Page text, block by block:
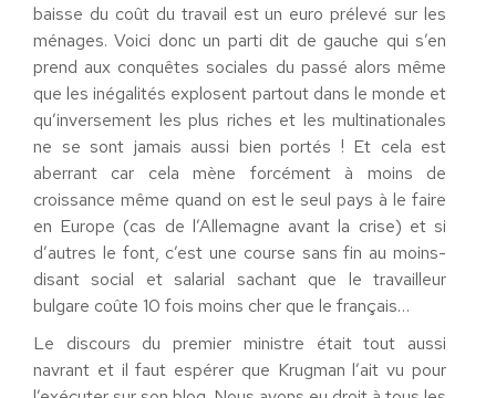
baisse du coût du travail est un euro prélevé sur les
ménages. Voici donc un parti dit de gauche qui s’en
prend aux conquêtes sociales du passé alors même
que les inégalités explosent partout dans le monde et
qu’inversement les plus riches et les multinationales
ne se sont jamais aussi bien portés ! Et cela est
aberrant car cela mène forcément à moins de
croissance même quand on est le seul pays à le faire
en Europe (cas de l’Allemagne avant la crise) et si
d’autres le font, c’est une course sans fin au moins-
disant social et salarial sachant que le travailleur
bulgare coûte 10 fois moins cher que le français…
Le discours du premier ministre était tout aussi
navrant et il faut espérer que Krugman l’ait vu pour